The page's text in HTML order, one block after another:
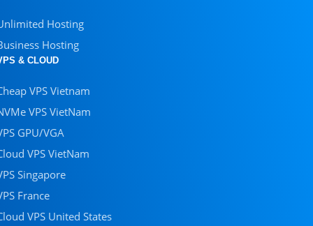
Hosting
Hosting
& CLOUD
VPS Vietnam
VPS VietNam
GPU/VGA
VPS VietNam
Singapore
France
VPS United States